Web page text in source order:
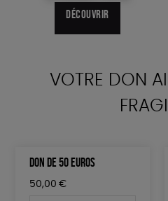
DÉCOUVRIR
DÉCOUVRIR
DÉCOUVRIR
DÉCOUVRIR
VOTRE DON
DON DE 50 EUROS
50,00 €